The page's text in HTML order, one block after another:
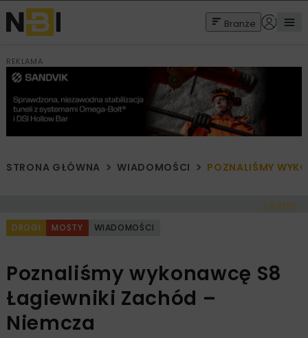
Branże
REKLAMA
STRONA GŁÓWNA WIADOMOŚCI POZNALIŚMY
< Cofnij
DROGI MOSTY WIADOMOŚCI
Poznaliśmy wykonawcę S8
Łagiewniki Zachód –
Niemcza